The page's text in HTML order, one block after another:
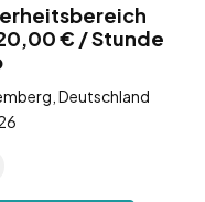
€ / Stunde
Deutschland